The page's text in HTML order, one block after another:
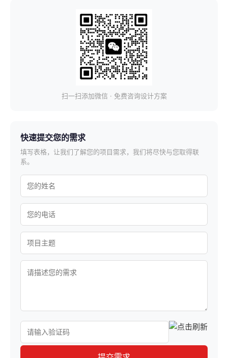
扫一扫添加微信 · 免费咨询设计方案
快速提交您的需求
填写表格，让我们了解您的项目需求，我们将尽快与您取得联
系。